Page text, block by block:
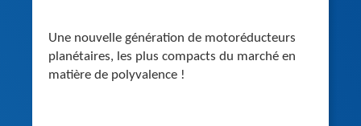
Une nouvelle génération de motoréducteurs
planétaires, les plus compacts du marché en
matière de polyvalence !